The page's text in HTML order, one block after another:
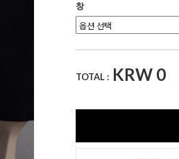
창
TOTAL : KRW 0